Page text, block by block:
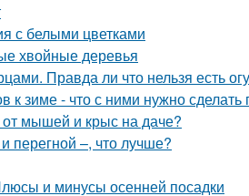
с белыми цветками
хвойные деревья
Правда ли что нельзя есть
к зиме - что с ними нужно
от мышей и крыс на даче?
перегной –, что лучше?
и минусы осенней посадки